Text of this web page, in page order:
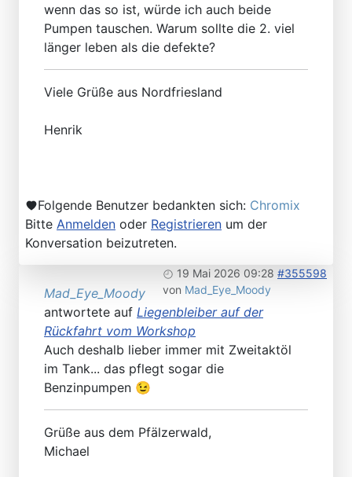
wenn das so ist, würde ich auch beide
Pumpen tauschen. Warum sollte die 2. viel
länger leben als die defekte?
Viele Grüße aus Nordfriesland
Henrik
Folgende Benutzer bedankten sich: Chromix
Bitte Anmelden oder Registrieren um der
Konversation beizutreten.
19 Mai 2026 09:28 #355598
von Mad_Eye_Moody
Mad_Eye_Moody
antwortete auf Liegenbleiber auf der
Rückfahrt vom Workshop
Auch deshalb lieber immer mit Zweitaktöl
im Tank... das pflegt sogar die
Benzinpumpen 😉
Grüße aus dem Pfälzerwald,
Michael